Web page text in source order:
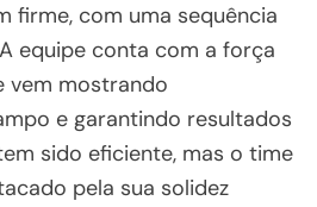
firme, com uma sequência
equipe conta com a força
vem mostrando
e garantindo resultados
sido eficiente, mas o time
pela sua solidez